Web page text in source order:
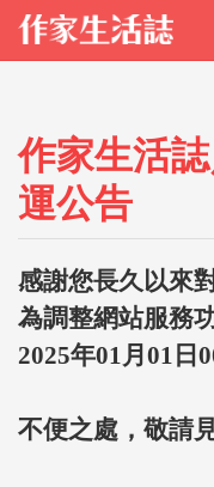
作家生活
運公告
感謝您長久以來
為調整網站服務
2025年01月01日
不便之處，敬請見